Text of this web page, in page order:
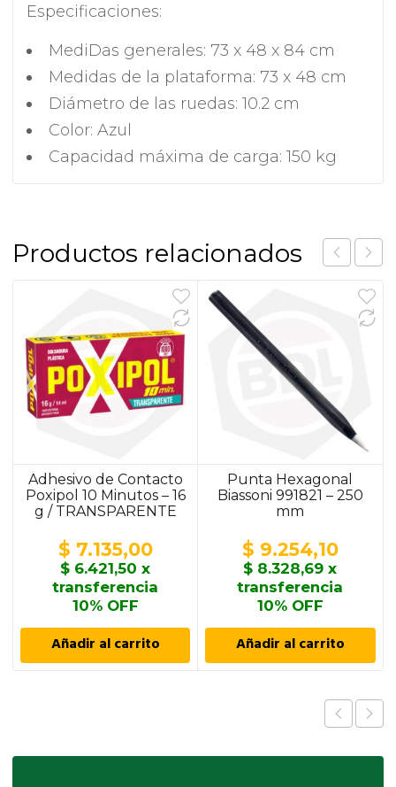
Especificaciones:
MediDas generales: 73 x 48 x 84 cm
Medidas de la plataforma: 73 x 48 cm
Diámetro de las ruedas: 10.2 cm
Color: Azul
Capacidad máxima de carga: 150 kg
Productos relacionados
Adhesivo de Contacto
Poxipol 10 Minutos – 16
g / TRANSPARENTE
$ 7.135,00
$ 6.421,50 x
transferencia
10% OFF
Añadir al carrito
Punta Hexagonal
Biassoni 991821 – 250
mm
$ 9.254,10
$ 8.328,69 x
transferencia
10% OFF
Añadir al carrito